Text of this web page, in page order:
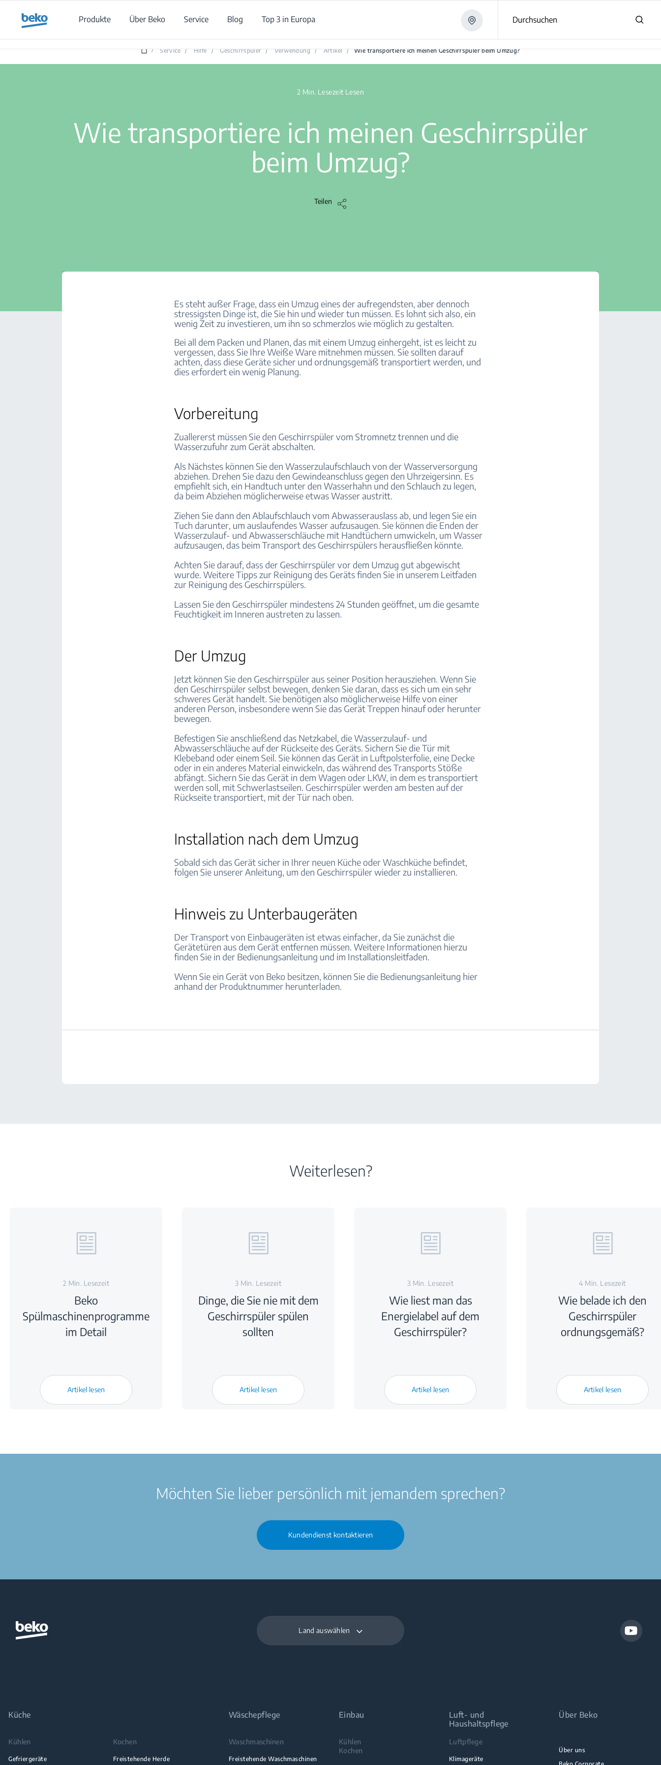
Produkte
Über Beko Service Blog Top 3 in Europa Durchsuchen
/ Service / Hilfe / Geschirrspüler / Verwendung / Artikel / Wie transportiere ich meinen Geschirrspüler beim Umzug?
2 Min. Lesezeit Lesen
Wie transportiere ich meinen Geschirrspüler
beim Umzug?
Teilen
Wie transportiere ich meinen Geschirrspüler beim Umzug?
Es steht außer Frage, dass ein Umzug eines der aufregendsten, aber dennoch
stressigsten Dinge ist, die Sie hin und wieder tun müssen. Es lohnt sich also, ein
wenig Zeit zu investieren, um ihn so schmerzlos wie möglich zu gestalten.
Bei all dem Packen und Planen, das mit einem Umzug einhergeht, ist es leicht zu
vergessen, dass Sie Ihre Weiße Ware mitnehmen müssen. Sie sollten darauf
achten, dass diese Geräte sicher und ordnungsgemäß transportiert werden, und
dies erfordert ein wenig Planung.
Vorbereitung
Zuallererst müssen Sie den Geschirrspüler vom Stromnetz trennen und die
Wasserzufuhr zum Gerät abschalten.
Als Nächstes können Sie den Wasserzulaufschlauch von der Wasserversorgung
abziehen. Drehen Sie dazu den Gewindeanschluss gegen den Uhrzeigersinn. Es
empfiehlt sich, ein Handtuch unter den Wasserhahn und den Schlauch zu legen,
da beim Abziehen möglicherweise etwas Wasser austritt.
Ziehen Sie dann den Ablaufschlauch vom Abwasserauslass ab, und legen Sie ein
Tuch darunter, um auslaufendes Wasser aufzusaugen. Sie können die Enden der
Wasserzulauf- und Abwasserschläuche mit Handtüchern umwickeln, um Wasser
aufzusaugen, das beim Transport des Geschirrspülers herausfließen könnte.
Achten Sie darauf, dass der Geschirrspüler vor dem Umzug gut abgewischt
wurde. Weitere Tipps zur Reinigung des Geräts finden Sie in unserem Leitfaden
zur Reinigung des Geschirrspülers.
Lassen Sie den Geschirrspüler mindestens 24 Stunden geöffnet, um die gesamte
Feuchtigkeit im Inneren austreten zu lassen.
Der Umzug
Jetzt können Sie den Geschirrspüler aus seiner Position herausziehen. Wenn Sie
den Geschirrspüler selbst bewegen, denken Sie daran, dass es sich um ein sehr
schweres Gerät handelt. Sie benötigen also möglicherweise Hilfe von einer
anderen Person, insbesondere wenn Sie das Gerät Treppen hinauf oder herunter
bewegen.
Befestigen Sie anschließend das Netzkabel, die Wasserzulauf- und
Abwasserschläuche auf der Rückseite des Geräts. Sichern Sie die Tür mit
Klebeband oder einem Seil. Sie können das Gerät in Luftpolsterfolie, eine Decke
oder in ein anderes Material einwickeln, das während des Transports Stöße
abfängt. Sichern Sie das Gerät in dem Wagen oder LKW, in dem es transportiert
werden soll, mit Schwerlastseilen. Geschirrspüler werden am besten auf der
Rückseite transportiert, mit der Tür nach oben.
Installation nach dem Umzug
Sobald sich das Gerät sicher in Ihrer neuen Küche oder Waschküche befindet,
folgen Sie unserer Anleitung, um den Geschirrspüler wieder zu installieren.
Hinweis zu Unterbaugeräten
Der Transport von Einbaugeräten ist etwas einfacher, da Sie zunächst die
Gerätetüren aus dem Gerät entfernen müssen. Weitere Informationen hierzu
finden Sie in der Bedienungsanleitung und im Installationsleitfaden.
Wenn Sie ein Gerät von Beko besitzen, können Sie die Bedienungsanleitung hier
anhand der Produktnummer herunterladen.
Weiterlesen?
2 Min. Lesezeit
Beko
Spülmaschinenprogramme
im Detail
Artikel lesen
3 Min. Lesezeit
Dinge, die Sie nie mit dem
Geschirrspüler spülen
sollten
Artikel lesen
3 Min. Lesezeit
Wie liest man das
Energielabel auf dem
Geschirrspüler?
Artikel lesen
4 Min. Lesezeit
Wie belade ich den
Geschirrspüler
ordnungsgemäß?
Artikel lesen
Möchten Sie lieber persönlich mit jemandem sprechen?
Kundendienst kontaktieren
Land auswählen
Küche
Kühlen
Gefriergeräte
Kochen
Freistehende Herde
Wäschepflege
Waschmaschinen
Freistehende Waschmaschinen
Einbau
Kühlen
Kochen
Luft- und
Haushaltspflege
Luftpflege
Klimageräte
Über Beko
Über uns